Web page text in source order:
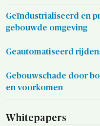
Geïndustrialiseerd en
gebouwde omgeving
Geautomatiseerd
Gebouwschade door
en voorkomen
Whitepapers